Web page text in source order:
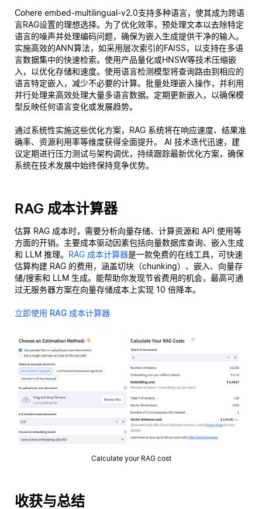
Cohere embed-multilingual-v2.0支持多种语言，使其成为跨语
言RAG设置的理想选择。为了优化效率，预处理文本以去除特定
语言的噪声并处理编码问题，确保为嵌入生成提供干净的输入。
实施高效的ANN算法，如采用层次索引的FAISS，以支持在多语
言数据集中的快速检索。使用产品量化或HNSW等技术压缩嵌
入，以优化存储和速度。使用语言检测模型将查询路由到相应的
语言特定嵌入，减少不必要的计算。批量处理嵌入操作，并利用
并行处理来高效处理大量多语言数据。定期更新嵌入，以确保模
型反映任何语言变化或发展趋势。
通过系统性实施这些优化方案，RAG 系统将在响应速度、结果准
确率、资源利用率等维度获得全面提升。 AI 技术迭代迅速，建
议定期进行压力测试与架构调优，持续跟踪最新优化方案，确保
系统在技术发展中始终保持竞争优势。
RAG 成本计算器
估算 RAG 成本时，需要分析向量存储、计算资源和 API 使用等
方面的开销。主要成本驱动因素包括向量数据库查询、嵌入生成
和 LLM 推理。 RAG 成本计算器是一款免费的在线工具，可快速
估算构建 RAG 的费用，涵盖切块（chunking）、嵌入、向量存
储/搜索和 LLM 生成。能帮助你发现节省费用的机会，最高可通
过无服务器方案在向量存储成本上实现 10 倍降本。
立即使用 RAG 成本计算器
Calculate your RAG cost
收获与总结